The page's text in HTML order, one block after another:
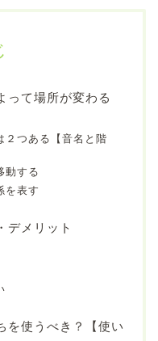
って場所が変わる
２つある【音名と階
動する
を表す
デメリット
を使うべき？【使い